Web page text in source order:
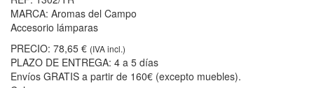
MARCA: Aromas del Campo
Accesorio lámparas
PRECIO: 78,65 € (IVA incl.)
PLAZO DE ENTREGA: 4 a 5 días
Envíos GRATIS a partir de 160€ (excepto muebles).